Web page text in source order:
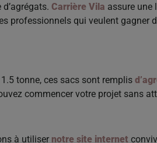
Carrière Vila assure une
professionnels qui veulent gagner
tonne, ces sacs sont remplis
commencer votre projet sans
à utiliser notre site internet